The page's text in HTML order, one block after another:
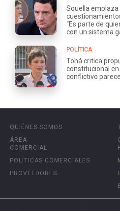
Squella emplaza
“Es parte de
con un sistema
POLÍTICA
Tohá critica
constitucional en
conflictivo
QUIÉNES SOMOS
ÁREA
COMERCIAL
POLÍTICAS COMERCIALES
PROVEEDORES